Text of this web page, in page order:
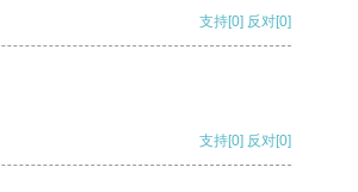
支持[0] 反对[0]
支持[0] 反对[0]